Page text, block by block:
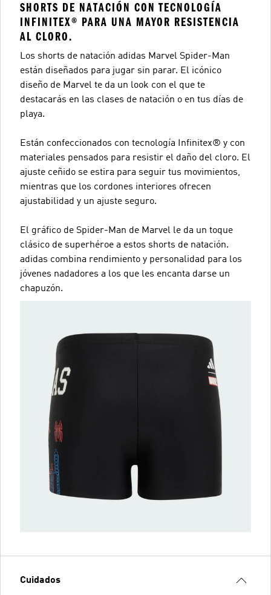
SHORTS DE NATACIÓN CON TECNOLOGÍA
INFINITEX® PARA UNA MAYOR RESISTENCIA
AL CLORO.
Los shorts de natación adidas Marvel Spider-Man
están diseñados para jugar sin parar. El icónico
diseño de Marvel te da un look con el que te
destacarás en las clases de natación o en tus días de
playa.
Están confeccionados con tecnología Infinitex® y con
materiales pensados para resistir el daño del cloro. El
ajuste ceñido se estira para seguir tus movimientos,
mientras que los cordones interiores ofrecen
ajustabilidad y un ajuste seguro.
El gráfico de Spider-Man de Marvel le da un toque
clásico de superhéroe a estos shorts de natación.
adidas combina rendimiento y personalidad para los
jóvenes nadadores a los que les encanta darse un
chapuzón.
Cuidados